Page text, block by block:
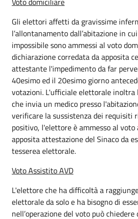
Gli elettori affetti da gravissime
l’allontanamento dall’abitazione in
impossibile sono ammessi al voto
dichiarazione corredata da apposita
attestante l'impedimento da far
40esimo ed il 20esimo giorno
votazioni. L'ufficiale elettorale inoltra
che invia un medico presso
verificare la sussistenza dei requisiti
positivo, l'elettore è ammesso al voto
apposita attestazione del Sinaco da
tesserea elettorale.
Voto Assistito AVD
L'elettore che ha difficoltà a
elettorale da solo e ha bisogno di
nell’operazione del voto può chiedere